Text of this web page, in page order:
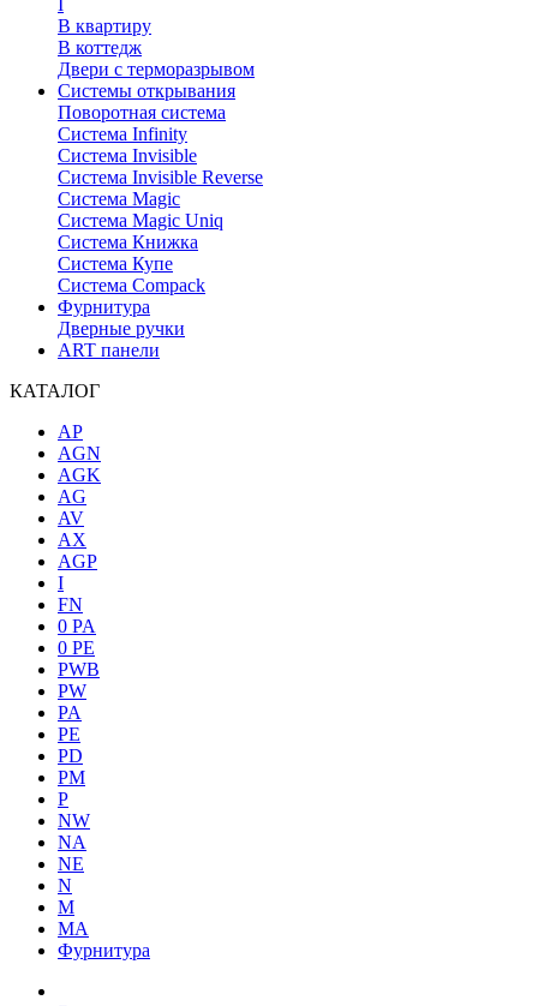
I
В квартиру
В коттедж
Двери с терморазрывом
Системы открывания
Поворотная система
Система Infinity
Система Invisible
Система Invisible Reverse
Система Magic
Система Magic Uniq
Система Книжка
Система Купе
Система Compack
Фурнитура
Дверные ручки
ART панели
КАТАЛОГ
AP
AGN
AGK
AG
AV
AX
AGP
I
FN
0 PA
0 PE
PWB
PW
PA
PE
PD
PM
P
NW
NA
NE
N
M
MA
Фурнитура